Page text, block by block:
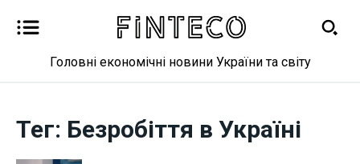
Головні економічні новини України та світу
Тег: Безробіття в Україні